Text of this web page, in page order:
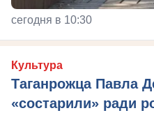
сегодня в 10:30
Культура
Таганрожца Павла
«состарили» ради